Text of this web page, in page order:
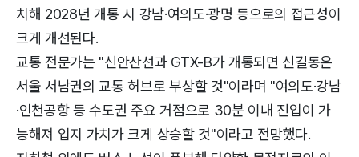
치해 2028년 개통 시 강남·여의도·광명 등으로의 접근성이
크게 개선된다.
교통 전문가는 "신안산선과 GTX-B가 개통되면 신길동은
서울 서남권의 교통 허브로 부상할 것"이라며 "여의도·강남
·인천공항 등 수도권 주요 거점으로 30분 이내 진입이 가
능해져 입지 가치가 크게 상승할 것"이라고 전망했다.